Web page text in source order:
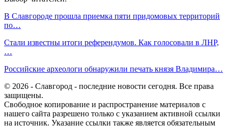
В Славгороде прошла приемка пяти придомовых территорий
по…
Стали известны итоги референдумов. Как голосовали в ЛНР,
…
Российские археологи обнаружили печать князя Владимира…
© 2026 - Славгород - последние новости сегодня. Все права
защищены.
Свободное копирование и распространение материалов с
нашего сайта разрешено только с указанием активной ссылки
на источник. Указание ссылки также является обязательным